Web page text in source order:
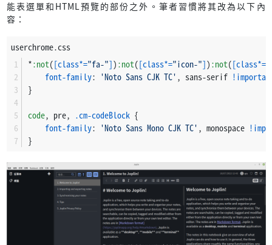
能表選單和HTML預覽的部份之外。筆者習慣將其改為以下內
容：
userchrome.css
*:not([class*="fa-"]) :not([class*="icon-"]) :not([class*=
font-family: 'Noto Sans CJK TC' , sans-serif
}
code, pre, .cm-codeBlock {
font-family: 'Noto Sans Mono CJK TC' , monospace
}